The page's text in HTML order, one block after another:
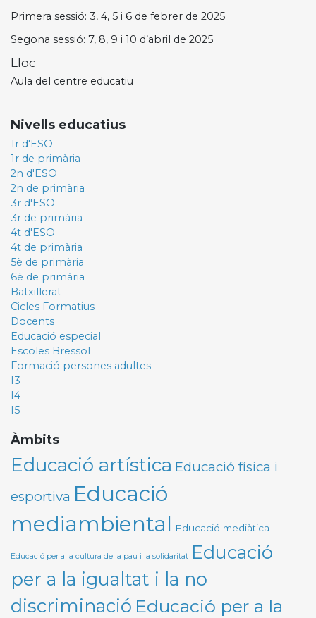
Primera sessió: 3, 4, 5 i 6 de febrer de 2025
Segona sessió: 7, 8, 9 i 10 d’abril de 2025
Lloc
Aula del centre educatiu
Nivells educatius
1r d'ESO
1r de primària
2n d'ESO
2n de primària
3r d'ESO
3r de primària
4t d'ESO
4t de primària
5è de primària
6è de primària
Batxillerat
Cicles Formatius
Docents
Educació especial
Escoles Bressol
Formació persones adultes
I3
I4
I5
Àmbits
Educació artística Educació física i
esportiva Educació
mediambiental Educació mediàtica
Educació per a la cultura de la pau i la solidaritat Educació
per a la igualtat i la no
discriminació Educació per a la